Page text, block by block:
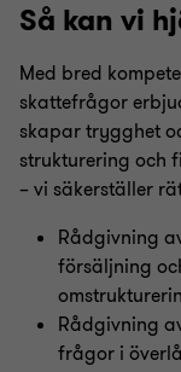
Så kan vi
Med bred
skattefrågor
skapar trygghet
strukturering och
– vi säkerställer
Rådgivning
försäljning
Rådgivning
frågor i